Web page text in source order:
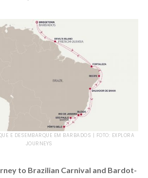
E DESEMBARQUE EM BARBADOS | FOTO: EXPLORA
JOURNEYS
to Brazilian Carnival and Bardot-